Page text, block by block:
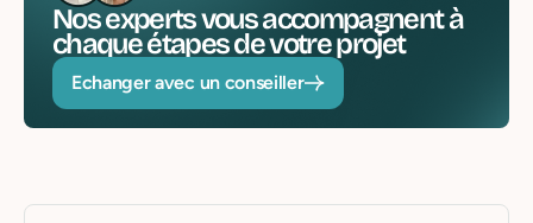
Nos experts vous accompagnent à
chaque étapes de votre projet
Echanger avec un conseiller